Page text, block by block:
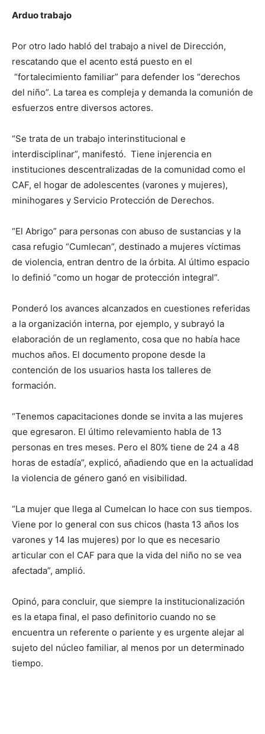
Arduo trabajo
Por otro lado habló del trabajo a nivel de Dirección,
rescatando que el acento está puesto en el
“fortalecimiento familiar” para defender los “derechos
del niño”. La tarea es compleja y demanda la comunión de
esfuerzos entre diversos actores.
“Se trata de un trabajo interinstitucional e
interdisciplinar”, manifestó. Tiene injerencia en
instituciones descentralizadas de la comunidad como el
CAF, el hogar de adolescentes (varones y mujeres),
minihogares y Servicio Protección de Derechos.
“El Abrigo” para personas con abuso de sustancias y la
casa refugio “Cumlecan”, destinado a mujeres víctimas
de violencia, entran dentro de la órbita. Al último espacio
lo definió “como un hogar de protección integral”.
Ponderó los avances alcanzados en cuestiones referidas
a la organización interna, por ejemplo, y subrayó la
elaboración de un reglamento, cosa que no había hace
muchos años. El documento propone desde la
contención de los usuarios hasta los talleres de
formación.
“Tenemos capacitaciones donde se invita a las mujeres
que egresaron. El último relevamiento habla de 13
personas en tres meses. Pero el 80% tiene de 24 a 48
horas de estadía”, explicó, añadiendo que en la actualidad
la violencia de género ganó en visibilidad.
“La mujer que llega al Cumelcan lo hace con sus tiempos.
Viene por lo general con sus chicos (hasta 13 años los
varones y 14 las mujeres) por lo que es necesario
articular con el CAF para que la vida del niño no se vea
afectada”, amplió.
Opinó, para concluir, que siempre la institucionalización
es la etapa final, el paso definitorio cuando no se
encuentra un referente o pariente y es urgente alejar al
sujeto del núcleo familiar, al menos por un determinado
tiempo.